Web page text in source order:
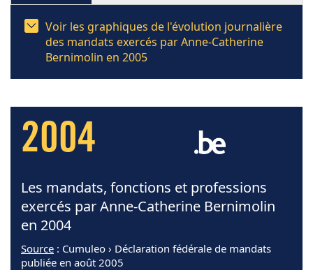
Voir les graphiques de l'évolution journalière
des mandats exercés par Anne-Catherine
Bernimolin en 2005
2004
Les mandats, fonctions et professions
exercés par Anne-Catherine Bernimolin
en 2004
Source : Cumuleo › Déclaration fédérale de mandats
publiée en août 2005